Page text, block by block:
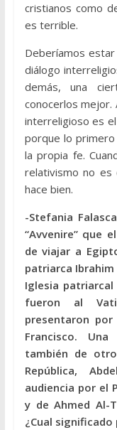
cristianos como
es terrible.
Deberíamos
diálogo
demás, una
conocerlos mejor.
interreligioso es
porque lo
la propia fe.
relativismo no es
hace bien.
-Stefania
“Avvenire” que
de viajar a
patriarca
Iglesia
fueron al
presentaron
Francisco.
también de
República,
audiencia por el
y de Ahmed Al-
¿Cual